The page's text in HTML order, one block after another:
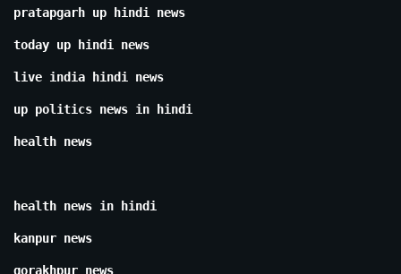
pratapgarh up hindi news
today up hindi news
live india hindi news
up politics news in hindi
health news
health news in hindi
kanpur news
gorakhpur news